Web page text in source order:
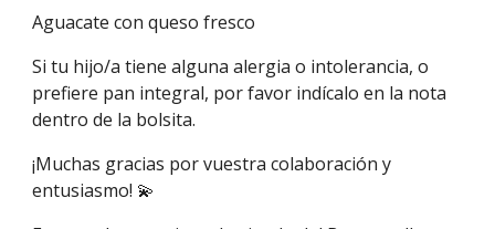
Aguacate con queso fresco
Si tu hijo/a tiene alguna alergia o intolerancia, o
prefiere pan integral, por favor indícalo en la nota
dentro de la bolsita.
¡Muchas gracias por vuestra colaboración y
entusiasmo! 💫